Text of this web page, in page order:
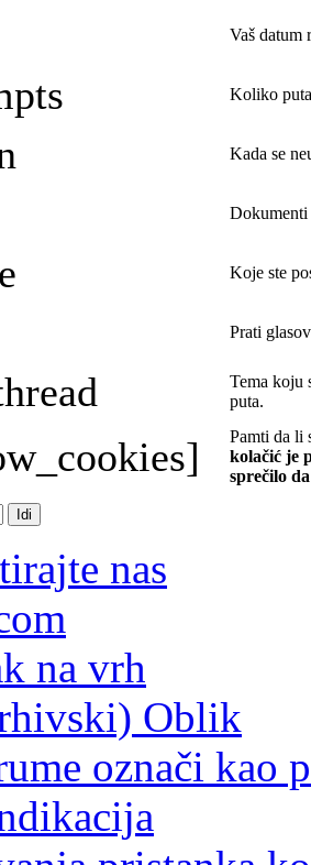
Vaš datum
Koliko
Kada se
Dokumenti
Koje ste
Prati
Tema koju
puta.
Pamti da li
kolačić je
sprečilo
nas
na vrh
Oblik
označi kao